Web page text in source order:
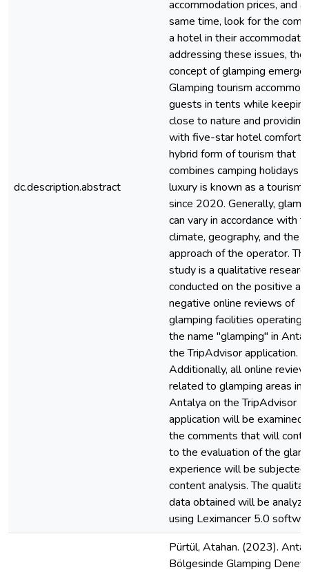
dc.description.abstract
accommodation prices, and
same time, look for the
a hotel in their
addressing these issues, the
concept of glamping
Glamping tourism
guests in tents while
close to nature and
with five-star hotel comfort.
hybrid form of tourism that
combines camping holidays
luxury is known as a tourism
since 2020. Generally,
can vary in accordance with
climate, geography, and the
approach of the operator.
study is a qualitative
conducted on the positive
negative online reviews of
glamping facilities operating
the name "glamping" in
the TripAdvisor application.
Additionally, all online
related to glamping areas in
Antalya on the TripAdvisor
application will be examined,
the comments that will
to the evaluation of the
experience will be
content analysis. The
data obtained will be
using Leximancer 5.0
Pürtül, Atahan. (2023).
Bölgesinde Glamping